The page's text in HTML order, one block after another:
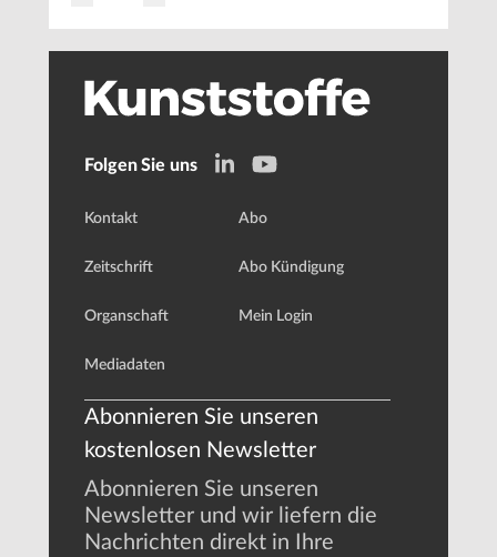
Folgen Sie uns
Kontakt
Zeitschrift
Organschaft
Mediadaten
Abo
Abo Kündigung
Mein Login
Abonnieren Sie unseren
kostenlosen Newsletter
Abonnieren Sie unseren
Newsletter und wir liefern die
Nachrichten direkt in Ihre